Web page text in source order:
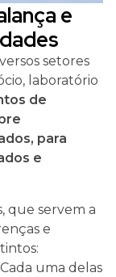
e
setores
laboratório
de
para
e
que servem a
e
uma delas